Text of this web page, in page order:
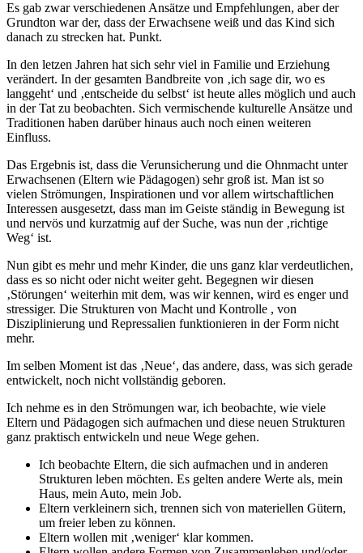
Es gab zwar verschiedenen Ansätze und Empfehlungen, aber der
Grundton war der, dass der Erwachsene weiß und das Kind sich
danach zu strecken hat. Punkt.
In den letzen Jahren hat sich sehr viel in Familie und Erziehung
verändert. In der gesamten Bandbreite von ‚ich sage dir, wo es
langgeht‘ und ‚entscheide du selbst‘ ist heute alles möglich und auch
in der Tat zu beobachten. Sich vermischende kulturelle Ansätze und
Traditionen haben darüber hinaus auch noch einen weiteren
Einfluss.
Das Ergebnis ist, dass die Verunsicherung und die Ohnmacht unter
Erwachsenen (Eltern wie Pädagogen) sehr groß ist. Man ist so
vielen Strömungen, Inspirationen und vor allem wirtschaftlichen
Interessen ausgesetzt, dass man im Geiste ständig in Bewegung ist
und nervös und kurzatmig auf der Suche, was nun der ‚richtige
Weg‘ ist.
Nun gibt es mehr und mehr Kinder, die uns ganz klar verdeutlichen,
dass es so nicht oder nicht weiter geht. Begegnen wir diesen
‚Störungen‘ weiterhin mit dem, was wir kennen, wird es enger und
stressiger. Die Strukturen von Macht und Kontrolle , von
Disziplinierung und Repressalien funktionieren in der Form nicht
mehr.
Im selben Moment ist das ‚Neue‘, das andere, dass, was sich gerade
entwickelt, noch nicht vollständig geboren.
Ich nehme es in den Strömungen war, ich beobachte, wie viele
Eltern und Pädagogen sich aufmachen und diese neuen Strukturen
ganz praktisch entwickeln und neue Wege gehen.
Ich beobachte Eltern, die sich aufmachen und in anderen
Strukturen leben möchten. Es gelten andere Werte als, mein
Haus, mein Auto, mein Job.
Eltern verkleinern sich, trennen sich von materiellen Gütern,
um freier leben zu können.
Eltern wollen mit ‚weniger‘ klar kommen.